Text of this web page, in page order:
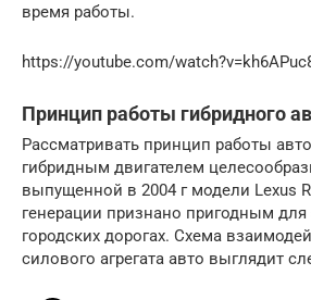
время работы.
https://youtube.com/
Принцип работы гибридного
Рассматривать принцип работы
гибридным двигателем
выпущенной в 2004 г модели Lexus
генерации признано пригодным для
городских дорогах. Схема
силового агрегата авто выглядит